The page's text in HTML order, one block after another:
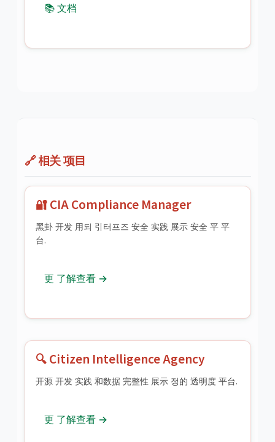
📚 文档
🔗 相关 项目
🔐 CIA Compliance Manager
黑卦 开发 用되 引터프즈 安全 实践 展示 安全 平 平
台.
更 了解查看 →
🔍 Citizen Intelligence Agency
开源 开发 实践 和数据 完整性 展示 정的 透明度 平台.
更 了解查看 →